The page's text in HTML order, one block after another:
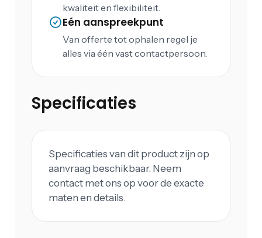
kwaliteit en flexibiliteit.
Eén aanspreekpunt
Van offerte tot ophalen regel je
alles via één vast contactpersoon.
Specificaties
Specificaties van dit product zijn op
aanvraag beschikbaar. Neem
contact met ons op voor de exacte
maten en details.